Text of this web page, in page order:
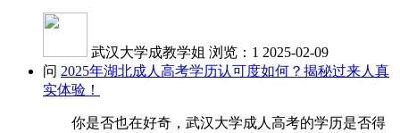
武汉大学成教学姐 浏览：1 2025-02-09
问 2025年湖北成人高考学历认可度如何？揭秘过来人真
实体验！
你是否也在好奇，武汉大学成人高考的学历是否得